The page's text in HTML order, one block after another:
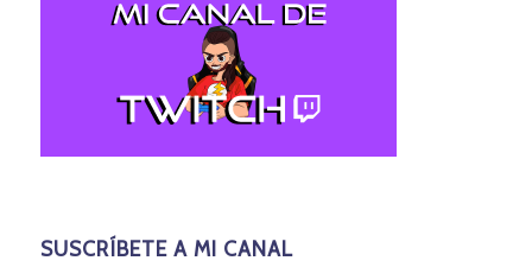
SUSCRÍBETE A MI CANAL